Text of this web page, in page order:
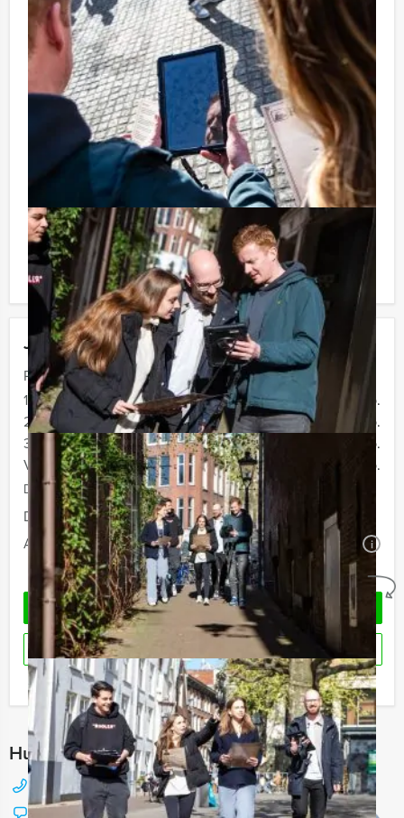
Jouw uitje
Prijs :
12 - 19 personen
€ 62,50 p.p.
20 - 29 personen
€ 59,50 p.p.
30 - 39 personen
€ 56,50 p.p.
Vanaf 40 personen
€ 54,50 p.p.
De prijzen zijn exclusief BTW
Duur:
4 uur en 30 minuten
Aantal:
Minimaal 12 personen i
Geheel vrijblijvend
OFFERTE AANVRAGEN
Ik heb een vraag over dit uitje
Hulp nodig bij het kiezen?
088 428 81 17
Chat met Jeroen
Handige Tip voor uw arrangement:
Niet telkens uw knip hoeven trekken om uw drankje af
te rekenen? Voor € 13,50 per persoon per uur (excl.
BTW) kunt u gebruikmaken van het drankarrangement,
waarbij u onbeperkt kunt genieten van bier, fris,
huiswijn, koffie en thee. Zo komt u ook achteraf niet
voor verrassingen te staan!
Reservering voor kleinere groepen:
Komt u niet aan het minimale aantal deelnemers voor
deze quiz? Als u bereid bent voor het minimale aantal
te betalen, kunt u ook gewoon voor minder personen
boeken!